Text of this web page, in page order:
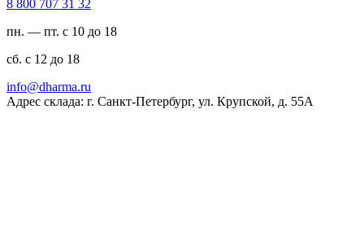
23 13 707 008 8
пн. — пт. с 10 до 18
сб. с 12 до 18
ur.amrahd@ofni
Адрес склада: г. Санкт-Петербург, ул. Крупской, д. 55А